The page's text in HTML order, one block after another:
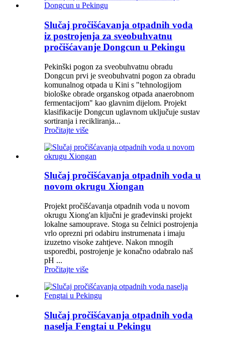
Slučaj pročišćavanja otpadnih voda
iz postrojenja za sveobuhvatnu
pročišćavanje Dongcun u Pekingu
Pekinški pogon za sveobuhvatnu obradu
Dongcun prvi je sveobuhvatni pogon za obradu
komunalnog otpada u Kini s "tehnologijom
biološke obrade organskog otpada anaerobnom
fermentacijom" kao glavnim dijelom. Projekt
klasifikacije Dongcun uglavnom uključuje sustav
sortiranja i recikliranja...
Pročitajte više
Slučaj pročišćavanja otpadnih voda u
novom okrugu Xiongan
Projekt pročišćavanja otpadnih voda u novom
okrugu Xiong'an ključni je građevinski projekt
lokalne samouprave. Stoga su čelnici postrojenja
vrlo oprezni pri odabiru instrumenata i imaju
izuzetno visoke zahtjeve. Nakon mnogih
usporedbi, postrojenje je konačno odabralo naš
pH ...
Pročitajte više
Slučaj pročišćavanja otpadnih voda
naselja Fengtai u Pekingu